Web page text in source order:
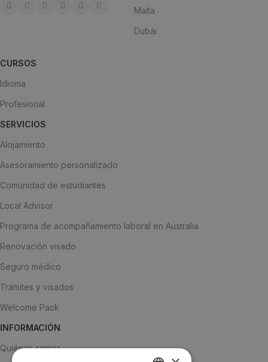
Malta
Dubái
CURSOS
Idioma
Profesional
SERVICIOS
Alojamiento
Asesoramiento personalizado
Comunidad de estudiantes
Local Advisor
Programa de acompañamiento laboral en Australia
Renovación visado
Seguro médico
Trámites y visados
Welcome Pack
INFORMACIÓN
Quiénes somos